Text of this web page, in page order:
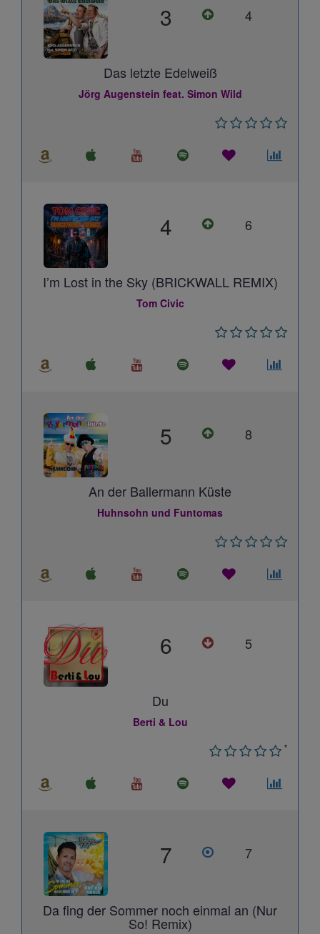
3 4
Das letzte Edelweiß
Jörg Augenstein feat. Simon Wild
4 6
I’m Lost in the Sky (BRICKWALL REMIX)
Tom Civic
5 8
An der Ballermann Küste
Huhnsohn und Funtomas
6 5
Du
Berti & Lou
*
7 7
Da fing der Sommer noch einmal an (Nur
So! Remix)